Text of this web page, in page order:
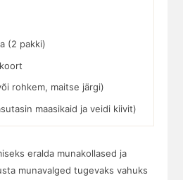
(2 pakki)
rohkem, maitse järgi)
maasikaid ja veidi kiivit)
eralda munakollased ja
munavalged tugevaks vahuks